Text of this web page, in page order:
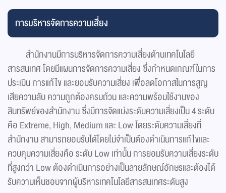
การบริหารจัดการความเสี่ยง
สำนักงานมีการบริหารจัดการความเสี่ยงด้านเทคโนโลยี
สารสนเทศ โดยมีแผนการจัดการความเสี่ยง ซึ่งกำหนดเกณฑ์ในการ
ประเมิน การแก้ไข และยอมรับความเสี่ยง เพื่อลดโอกาสในการสูญ
เสียความลับ ความถูกต้องครบถ้วน และความพร้อมใช้งานของ
สินทรัพย์ของสำนักงาน ซึ่งมีการจัดแบ่งระดับความเสี่ยงเป็น 4 ระดับ
คือ Extreme, High, Medium และ Low โดยระดับความเสี่ยงที่
สำนักงาน สามารถยอมรับได้โดยไม่จำเป็นต้องดำเนินการแก้ไขและ
ควบคุมความเสี่ยงคือ ระดับ Low เท่านั้น การยอมรับความเสี่ยงระดับ
ที่สูงกว่า Low ต้องดำเนินการอย่างเป็นลายลักษณ์อักษรและต้องได้
รับความเห็นชอบจากผู้บริหารเทคโนโลยีสารสนเทศระดับสูง